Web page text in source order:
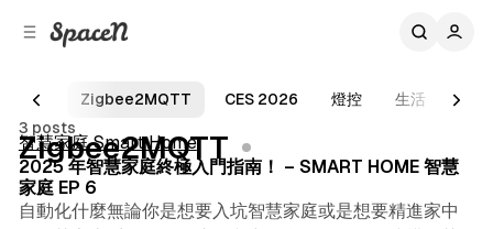
AI Zigbee2MQTT CES 2026 燈控 生活
Z2M
3 posts
Zigbee2MQTT
Posts
21 min read
智慧家庭 Smart Home
2025 年智慧家庭終極入門指南！ – SMART HOME 智慧
家庭 EP 6
自動化什麼無論你是想要入坑智慧家庭或是想要精進家中